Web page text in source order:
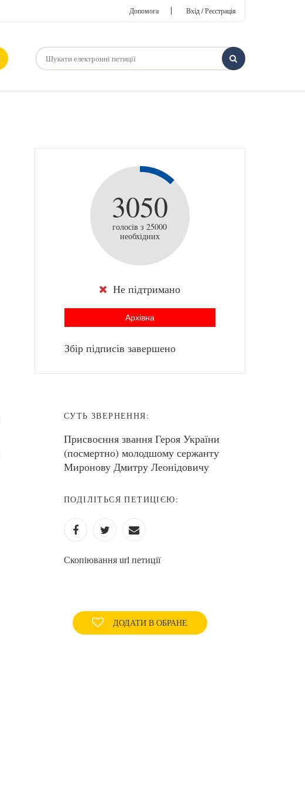
Допомога | Вхід / Реєстрація
3050
голосів з 25000
необхідних
Не підтримано
Архівна
Збір підписів завершено
СУТЬ ЗВЕРНЕННЯ:
Присвоєння звання Героя України
(посмертно) молодшому сержанту
Миронову Дмитру Леонідовичу
ПОДІЛІТЬСЯ ПЕТИЦІЄЮ:
Скопіювання url петиції
ДОДАТИ В ОБРАНЕ